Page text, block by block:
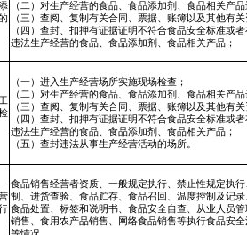
（二）对生产经营的食品、食品添加剂、食品相关产品
（三）查阅、复制有关合同、票据、账簿以及其他有关
（四）查封、扣押有证据证明不符合食品安全标准或
违法生产经营的食品、食品添加剂、食品相关产品；
（一）进入生产经营场所实施现场检查；
（二）对生产经营的食品、食品添加剂、食品相关产品
（三）查阅、复制有关合同、票据、账簿以及其他有关
（四）查封、扣押有证据证明不符合食品安全标准或
违法生产经营的食品、食品添加剂、食品相关产品；
（五）查封违法从事生产经营活动的场所。
食品销售经营者资质、一般规定执行、禁止性规定执
制、进货查验、食品贮存、食品召回、温度控制及记
食品处置、标签和说明书、食品安全自查、从业人员
销售、食用农产品销售、网络食品销售等执行食品安